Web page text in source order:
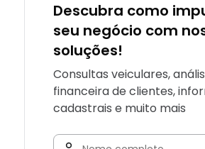
Descubra como
seu negócio com
soluções!
Consultas veiculares,
financeira de clientes,
cadastrais e muito mais